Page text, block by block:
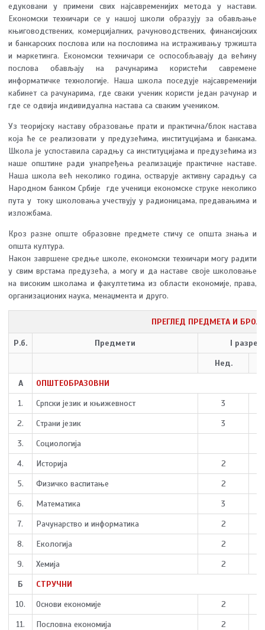
едуковани у примени свих најсавременијих метода у настави.
Економски техничари се у нашој школи образују за обављање
књиговодствених, комерцијалних, рачуноводствених, финансијских
и банкарских послова или на пословима на истраживању тржишта
и маркетинга. Економски техничари се оспособљавају да већину
послова обављају на рачунарима користећи савремене
информатичке технологије. Наша школа поседује најсавременији
кабинет са рачунарима, где сваки ученик користи један рачунар и
где се одвија индивидуална настава са сваким учеником.
Уз теоријску наставу образовање прати и практична/блок настава
која ће се реализовати у предузећима, институцијама и банкама.
Школа је успоставила сарадњу са институцијама и предузећима из
наше општине ради унапређења реализације практичне наставе.
Наша школа већ неколико година, остварује активну сарадњу са
Народном банком Србије где ученици економске струке неколико
пута у току школовања учествују у радионицама, предавањима и
изложбама.
Кроз разне опште образовне предмете стичу се општа знања и
општа култура.
Након завршене средње школе, економски техничари могу радити
у свим врстама предузећа, а могу и да наставе своје школовање
на високим школама и факултетима из области економије, права,
организационих наука, менаџмента и друго.
ПРЕГЛЕД ПРЕДМЕТА И
Р.б. Предмети
I разред
Нед.
А
ОПШТЕОБРАЗОВНИ
1.
Српски језик и књижевност
3
2.
Страни језик
3
3.
Социологија
4.
Историја
2
5.
Физичко васпитање
2
6.
Математика
3
7.
Рачунарство и информатика
2
8.
Екологија
2
9.
Хемија
2
Б
СТРУЧНИ
10.
Основи економије
2
11.
Пословна економија
2